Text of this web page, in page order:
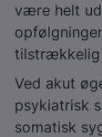
være helt
tilstrækkelig
Ved akut
psykiatrisk
somatisk